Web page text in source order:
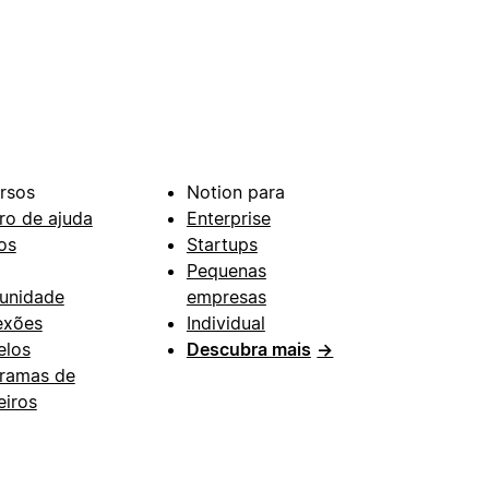
de ajuda
de
Notion para
Enterprise
Startups
Pequenas
empresas
Individual
Descubra mais →